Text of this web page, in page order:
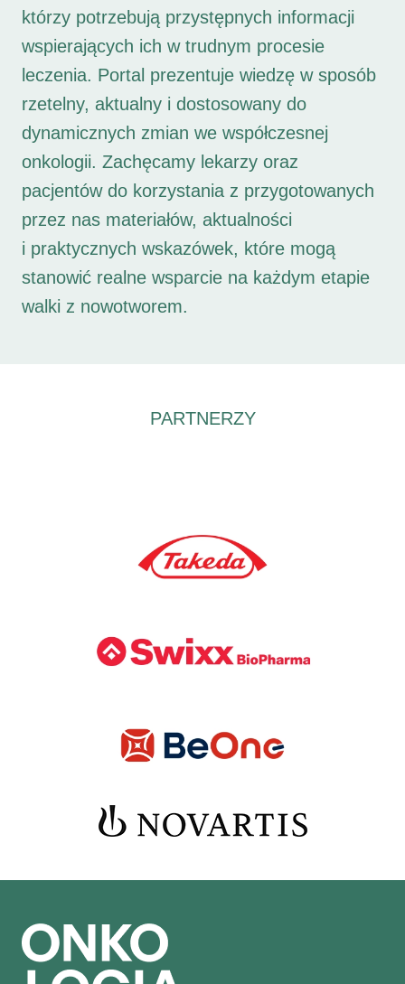
którzy potrzebują przystępnych informacji
wspierających ich w trudnym procesie
leczenia. Portal prezentuje wiedzę w sposób
rzetelny, aktualny i dostosowany do
dynamicznych zmian we współczesnej
onkologii. Zachęcamy lekarzy oraz
pacjentów do korzystania z przygotowanych
przez nas materiałów, aktualności
i praktycznych wskazówek, które mogą
stanowić realne wsparcie na każdym etapie
walki z nowotworem.
PARTNERZY